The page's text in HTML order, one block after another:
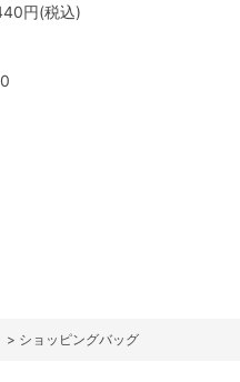
円(税込)
> ショッピングバッグ